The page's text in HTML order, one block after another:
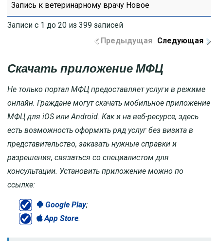
Запись к ветеринарному врачу Новое
Записи с 1 до 20 из 399 записей
Предыдущая Следующая
Скачать приложение МФЦ
Не только портал МФЦ предоставляет услуги в режиме
онлайн. Граждане могут скачать мобильное приложение
МФЦ для iOS или Android. Как и на веб-ресурсе, здесь
есть возможность оформить ряд услуг без визита в
представительство, заказать нужные справки и
разрешения, связаться со специалистом для
консультации. Установить приложение можно по
ссылке:
Google Play;
App Store.